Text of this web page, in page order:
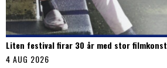
Liten festival firar 30 år med stor filmkonst
4 AUG 2026